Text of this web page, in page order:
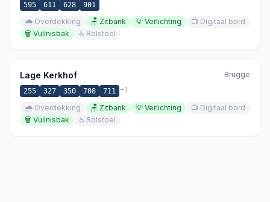
595 611 628 901
🌧️ Overdekking 🪑 Zitbank 💡 Verlichting 📺 Digitaal bord
🗑️ Vuilnisbak ♿ Rolstoel
Lage Kerkhof Brugge
255 327 350 708 711 +1
🌧️ Overdekking 🪑 Zitbank 💡 Verlichting 📺 Digitaal bord
🗑️ Vuilnisbak ♿ Rolstoel